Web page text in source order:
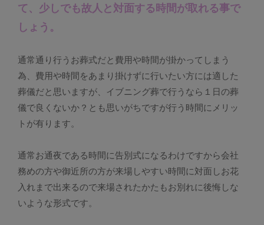
て、少しでも故人と対面する時間が取れる事で
しょう。
通常通り行うお葬式だと費用や時間が掛かってしまう
為、費用や時間をあまり掛けずに行いたい方には適した
葬儀だと思いますが、イブニング葬で行うなら１日の葬
儀で良くないか？とも思いがちですが行う時間にメリッ
トが有ります。
通常お通夜である時間に告別式になるわけですから会社
務めの方や御近所の方が来場しやすい時間に対面しお花
入れまで出来るので来場されたかたもお別れに後悔しな
いような形式です。